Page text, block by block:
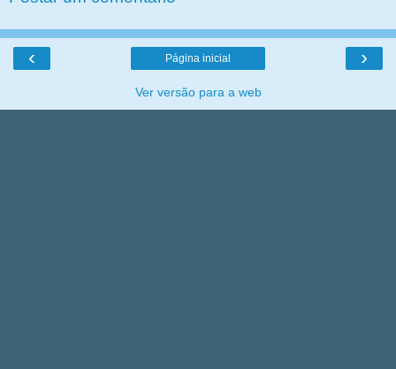
‹ ›
Página inicial
Ver versão para a web